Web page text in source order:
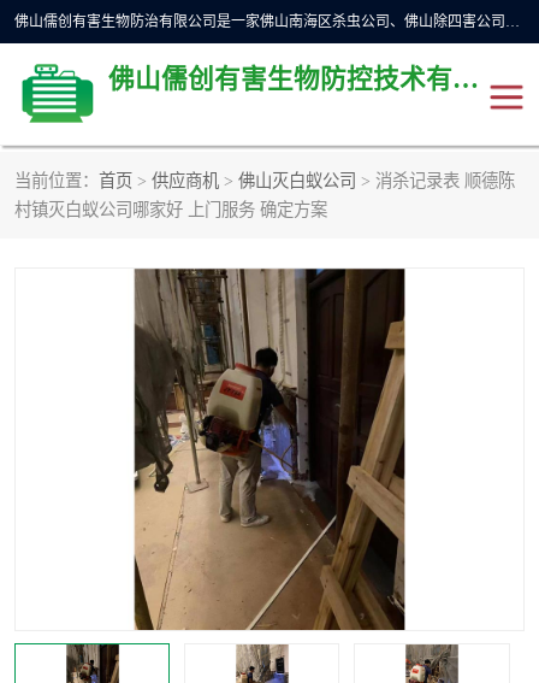
佛山儒创有害生物防治有限公司是一家佛山南海区杀虫公司、佛山除四害公司、佛山灭白蚁公司、佛山白蚁防治公司，让您远离虫害困扰。要问佛山白蚁防治哪家好？佛山儒创有害生物防治有限公司全佛山、广州，正规公司，上门勘查，可靠，售后有保障。
佛山儒创有害生物防控技术有限公司
当前位置： 首页 > 供应商机 > 佛山灭白蚁公司 > 消杀记录表 顺德陈
村镇灭白蚁公司哪家好 上门服务 确定方案